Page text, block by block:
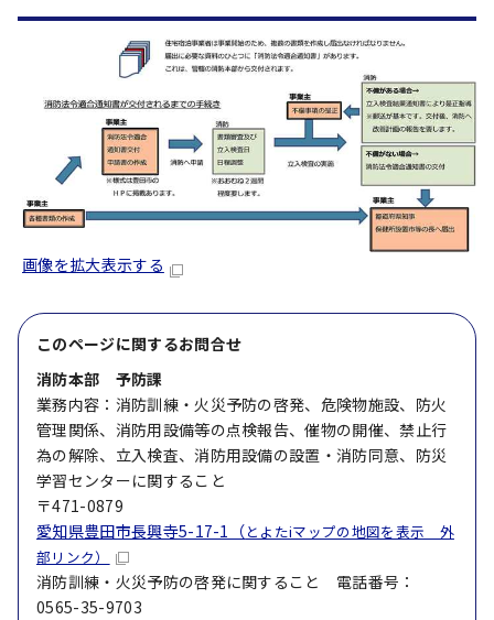
画像を拡大表示する
このページに関するお問合せ
消防本部 予防課
業務内容：消防訓練・火災予防の啓発、危険物施設、防火
管理関係、消防用設備等の点検報告、催物の開催、禁止行
為の解除、立入検査、消防用設備の設置・消防同意、防災
学習センターに関すること
〒471-0879
愛知県豊田市長興寺5-17-1（とよたiマップの地図を表示 外
部リンク）
消防訓練・火災予防の啓発に関すること 電話番号：
0565-35-9703